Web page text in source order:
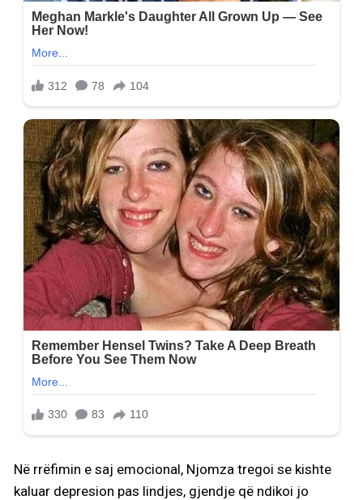
Në rrëfimin e saj emocional, Njomza tregoi se kishte
kaluar depresion pas lindjes, gjendje që ndikoi jo